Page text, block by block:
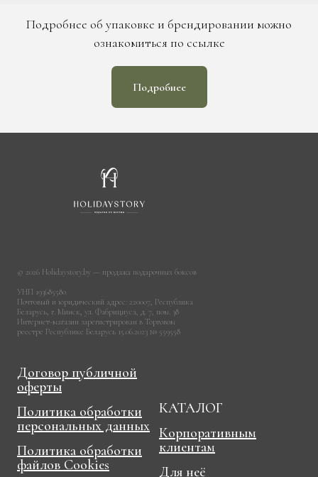
Подробнее об упаковке и брендировании можно
ознакомиться по ссылке
Подробнее
© 2026 Holidaystory.by — продажа подарочных боксов
УНП 193685580
Почтовый и юридический адрес: 220007, Республика
Беларусь, г. Минск, ул. Фабрициуса, д. 7, пом. 38
Интернет-магазин зарегистрирован в Торговом
реестре Республике Беларусь 15.06.2023 № 559558
Договор публичной
оферты
Политика обработки
персональных данных
Политика обработки
файлов Cookies
КАТАЛОГ
Корпоративным
клиентам
Для неё